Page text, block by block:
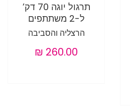
תרגול יוגה 70 דק’
ל-2 משתתפים
הרצליה והסביבה